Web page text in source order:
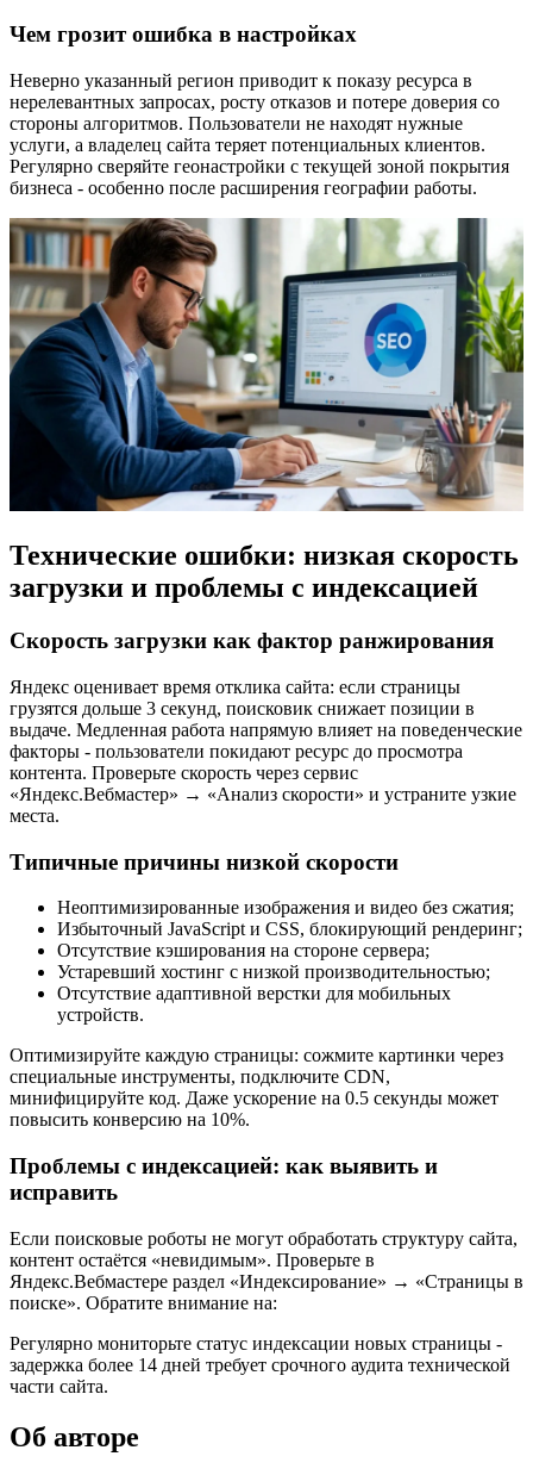
Чем грозит ошибка в настройках
Неверно указанный регион приводит к показу ресурса в
нерелевантных запросах, росту отказов и потере доверия со
стороны алгоритмов. Пользователи не находят нужные
услуги, а владелец сайта теряет потенциальных клиентов.
Регулярно сверяйте геонастройки с текущей зоной покрытия
бизнеса - особенно после расширения географии работы.
Технические ошибки: низкая скорость
загрузки и проблемы с индексацией
Скорость загрузки как фактор ранжирования
Яндекс оценивает время отклика сайта: если страницы
грузятся дольше 3 секунд, поисковик снижает позиции в
выдаче. Медленная работа напрямую влияет на поведенческие
факторы - пользователи покидают ресурс до просмотра
контента. Проверьте скорость через сервис
«Яндекс.Вебмастер» → «Анализ скорости» и устраните узкие
места.
Типичные причины низкой скорости
Неоптимизированные изображения и видео без сжатия;
Избыточный JavaScript и CSS, блокирующий рендеринг;
Отсутствие кэширования на стороне сервера;
Устаревший хостинг с низкой производительностью;
Отсутствие адаптивной верстки для мобильных
устройств.
Оптимизируйте каждую страницы: сожмите картинки через
специальные инструменты, подключите CDN,
минифицируйте код. Даже ускорение на 0.5 секунды может
повысить конверсию на 10%.
Проблемы с индексацией: как выявить и
исправить
Если поисковые роботы не могут обработать структуру сайта,
контент остаётся «невидимым». Проверьте в
Яндекс.Вебмастере раздел «Индексирование» → «Страницы в
поиске». Обратите внимание на:
Регулярно мониторьте статус индексации новых страницы -
задержка более 14 дней требует срочного аудита технической
части сайта.
Об авторе